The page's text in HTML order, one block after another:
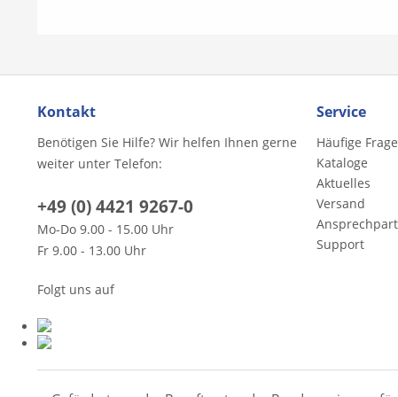
Kontakt
Benötigen Sie Hilfe? Wir helfen Ihnen gerne
weiter unter Telefon:
+49 (0) 4421 9267-0
Mo-Do 9.00 - 15.00 Uhr
Fr 9.00 - 13.00 Uhr
Folgt uns auf
Service
Häufige
Kataloge
Aktuelles
Versand
Support